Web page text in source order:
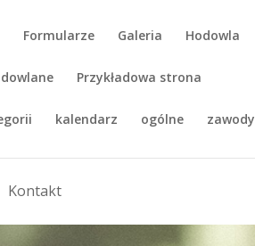
Formularze Galeria Hodowla
Przykładowa strona
kalendarz ogólne zawody
Kontakt